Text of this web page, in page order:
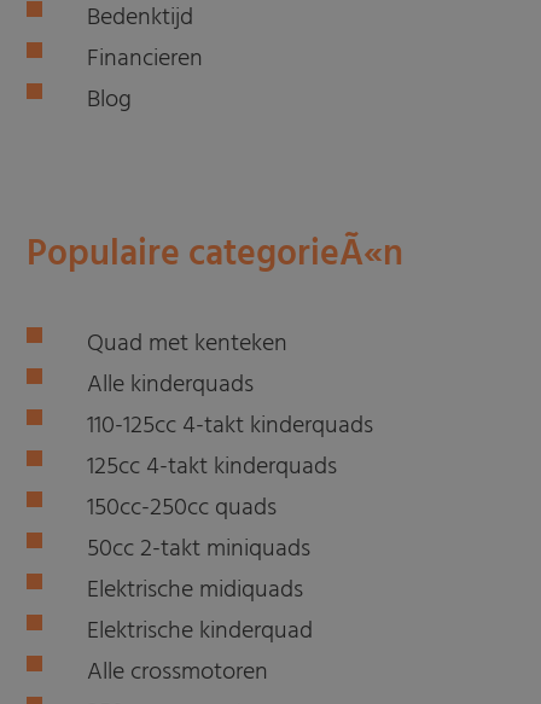
Bedenktijd
Financieren
Blog
Populaire categorieÃ«n
Quad met kenteken
Alle kinderquads
110-125cc 4-takt kinderquads
125cc 4-takt kinderquads
150cc-250cc quads
50cc 2-takt miniquads
Elektrische midiquads
Elektrische kinderquad
Alle crossmotoren